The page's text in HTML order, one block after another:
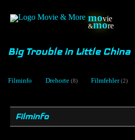
movie
&more
Big Trouble in Little China
Filminfo Drehorte (8) Filmfehler (2)
Filminfo